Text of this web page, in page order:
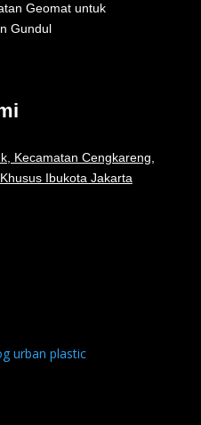
Geomat untuk
Gundul
Kecamatan Cengkareng,
Ibukota Jakarta